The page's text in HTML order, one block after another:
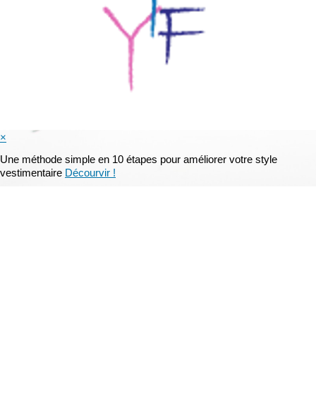
×
Une méthode simple en 10 étapes pour améliorer votre style
vestimentaire Décourvir !